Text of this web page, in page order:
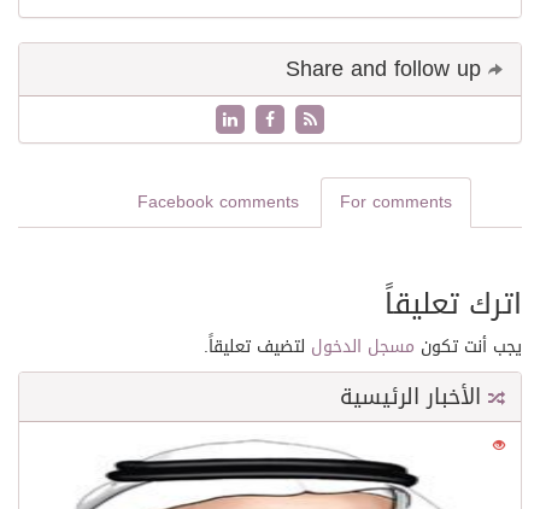
For comments
Facebook comments
اترك تعليقاً
يجب أنت تكون مسجل الدخول لتضيف تعليقاً.
الأخبار الرئيسية
21559